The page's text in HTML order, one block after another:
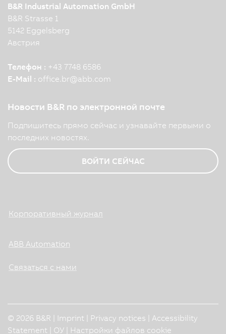
B&R Industrial Automation GmbH
B&R Strasse 1
5142 Eggelsberg
Австрия
Телефон : +43 7748 6586
E-Mail : office.br@abb.com
Новости B&R по электронной почте
Подпишитесь прямо сейчас и узнавайте первыми о
последних новостях.
ВОЙТИ СЕЙЧАС
Корпоративный журнал
ABB Automation
Связаться с нами
© 2026 B&R | Imprint Privacy notices
Accessibility
Statement
ОУ Настройки файлов cookie